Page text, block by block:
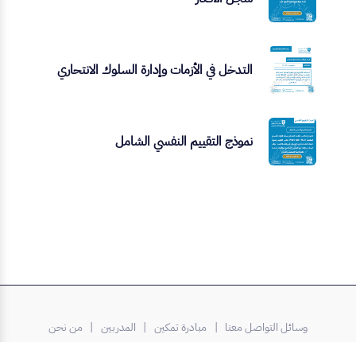
التدخل في الأزمات وإدارة السلوك الانتحاري
نموذج التقييم النفسي الشامل
وسائل التواصل معنا | مبادرة تمكين | المدربين | من نحن